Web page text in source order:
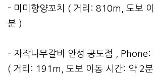
- 미미향양꼬치 ( 거리: 810m, 도보
분 )
- 자작나무갈비 안성 공도점 ,
( 거리: 191m, 도보 이동 시간: 약 2